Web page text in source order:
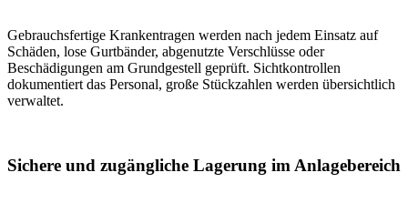
Gebrauchsfertige Krankentragen werden nach jedem Einsatz auf
Schäden, lose Gurtbänder, abgenutzte Verschlüsse oder
Beschädigungen am Grundgestell geprüft. Sichtkontrollen
dokumentiert das Personal, große Stückzahlen werden übersichtlich
verwaltet.
Sichere und zugängliche Lagerung im Anlagebereich